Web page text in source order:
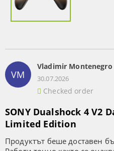
VM
Vladimir Montenegro
30.07.2026
Checked order
SONY Dualshock 4 V2
Limited Edition
Продуктът беше доставен